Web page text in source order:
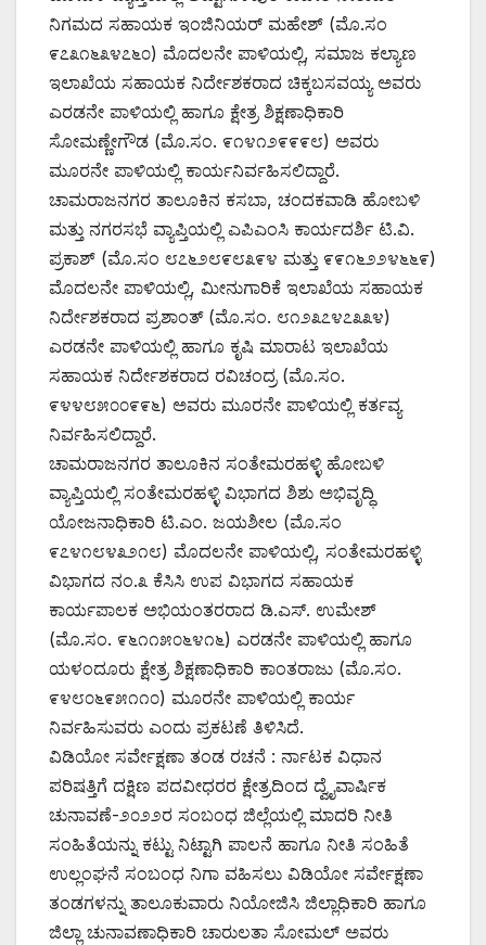
ನಿಗಮದ ಸಹಾಯಕ ಇಂಜಿನಿಯರ್ ಮಹೇಶ್ (ಮೊ.ಸಂ
೯೭೩೧೬೩೪೭೬೦) ಮೊದಲನೇ ಪಾಳಿಯಲ್ಲಿ, ಸಮಾಜ ಕಲ್ಯಾಣ
ಇಲಾಖೆಯ ಸಹಾಯಕ ನಿರ್ದೇಶಕರಾದ ಚಿಕ್ಕಬಸವಯ್ಯ ಅವರು
ಎರಡನೇ ಪಾಳಿಯಲ್ಲಿ ಹಾಗೂ ಕ್ಷೇತ್ರ ಶಿಕ್ಷಣಾಧಿಕಾರಿ
ಸೋಮಣ್ಣೇಗೌಡ (ಮೊ.ಸಂ. ೯೧೪೧೨೯೯೯೮) ಅವರು
ಮೂರನೇ ಪಾಳಿಯಲ್ಲಿ ಕಾರ್ಯನಿರ್ವಹಿಸಲಿದ್ದಾರೆ.
ಚಾಮರಾಜನಗರ ತಾಲೂಕಿನ ಕಸಬಾ, ಚಂದಕವಾಡಿ ಹೋಬಳಿ
ಮತ್ತು ನಗರಸಭೆ ವ್ಯಾಪ್ತಿಯಲ್ಲಿ ಎಪಿಎಂಸಿ ಕಾರ್ಯದರ್ಶಿ ಟಿ.ವಿ.
ಪ್ರಕಾಶ್ (ಮೊ.ಸಂ ೮೭೬೨೮೯೮೩೯೪ ಮತ್ತು ೯೯೧೬೨೨೪೬೬೯)
ಮೊದಲನೇ ಪಾಳಿಯಲ್ಲಿ, ಮೀನುಗಾರಿಕೆ ಇಲಾಖೆಯ ಸಹಾಯಕ
ನಿರ್ದೇಶಕರಾದ ಪ್ರಶಾಂತ್ (ಮೊ.ಸಂ. ೮೧೨೩೭೪೭೩೩೪)
ಎರಡನೇ ಪಾಳಿಯಲ್ಲಿ ಹಾಗೂ ಕೃಷಿ ಮಾರಾಟ ಇಲಾಖೆಯ
ಸಹಾಯಕ ನಿರ್ದೇಶಕರಾದ ರವಿಚಂದ್ರ (ಮೊ.ಸಂ.
೯೪೪೮೫೦೦೯೯೬) ಅವರು ಮೂರನೇ ಪಾಳಿಯಲ್ಲಿ ಕರ್ತವ್ಯ
ನಿರ್ವಹಿಸಲಿದ್ದಾರೆ.
ಚಾಮರಾಜನಗರ ತಾಲೂಕಿನ ಸಂತೇಮರಹಳ್ಳಿ ಹೋಬಳಿ
ವ್ಯಾಪ್ತಿಯಲ್ಲಿ ಸಂತೇಮರಹಳ್ಳಿ ವಿಭಾಗದ ಶಿಶು ಅಭಿವೃದ್ಧಿ
ಯೋಜನಾಧಿಕಾರಿ ಟಿ.ಎಂ. ಜಯಶೀಲ (ಮೊ.ಸಂ
೯೭೪೧೮೪೩೨೧೮) ಮೊದಲನೇ ಪಾಳಿಯಲ್ಲಿ, ಸಂತೇಮರಹಳ್ಳಿ
ವಿಭಾಗದ ನಂ.೩ ಕೆಸಿಸಿ ಉಪ ವಿಭಾಗದ ಸಹಾಯಕ
ಕಾರ್ಯಪಾಲಕ ಅಭಿಯಂತರರಾದ ಡಿ.ಎಸ್. ಉಮೇಶ್
(ಮೊ.ಸಂ. ೯೬೧೧೫೦೬೪೧೬) ಎರಡನೇ ಪಾಳಿಯಲ್ಲಿ ಹಾಗೂ
ಯಳಂದೂರು ಕ್ಷೇತ್ರ ಶಿಕ್ಷಣಾಧಿಕಾರಿ ಕಾಂತರಾಜು (ಮೊ.ಸಂ.
೯೪೮೦೬೯೫೧೧೦) ಮೂರನೇ ಪಾಳಿಯಲ್ಲಿ ಕಾರ್ಯ
ನಿರ್ವಹಿಸುವರು ಎಂದು ಪ್ರಕಟಣೆ ತಿಳಿಸಿದೆ.
ವಿಡಿಯೋ ಸರ್ವೇಕ್ಷಣಾ ತಂಡ ರಚನೆ : ರ್ನಾಟಕ ವಿಧಾನ
ಪರಿಷತ್ತಿಗೆ ದಕ್ಷಿಣ ಪದವೀಧರರ ಕ್ಷೇತ್ರದಿಂದ ದ್ವೈವಾರ್ಷಿಕ
ಚುನಾವಣೆ-೨೦೨೨ರ ಸಂಬಂಧ ಜಿಲ್ಲೆಯಲ್ಲಿ ಮಾದರಿ ನೀತಿ
ಸಂಹಿತೆಯನ್ನು ಕಟ್ಟು ನಿಟ್ಟಾಗಿ ಪಾಲನೆ ಹಾಗೂ ನೀತಿ ಸಂಹಿತೆ
ಉಲ್ಲಂಘನೆ ಸಂಬಂಧ ನಿಗಾ ವಹಿಸಲು ವಿಡಿಯೋ ಸರ್ವೇಕ್ಷಣಾ
ತಂಡಗಳನ್ನು ತಾಲೂಕುವಾರು ನಿಯೋಜಿಸಿ ಜಿಲ್ಲಾಧಿಕಾರಿ ಹಾಗೂ
ಜಿಲ್ಲಾ ಚುನಾವಣಾಧಿಕಾರಿ ಚಾರುಲತಾ ಸೋಮಲ್ ಅವರು